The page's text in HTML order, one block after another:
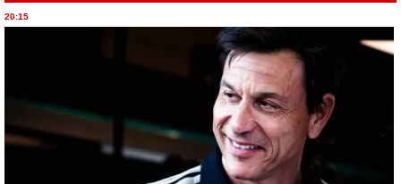
20:15